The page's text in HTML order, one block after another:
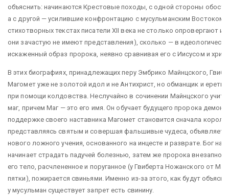
объяснить: начинаются Крестовые походы, с одной стороны
а с другой — усилившие конфронтацию с мусульманским Востоком.
стихотворных текстах писатели XII века не столько опровергают
они зачастую не имеют представления), сколько — в
искаженный образ пророка, неявно сравнивая его с Иисусом и
В этих биографиях, принадлежащих перу Эмбрико Майнцского,
Магомет уже не золотой идол и не Антихрист, но обманщик и
при помощи колдовства. Неслучайно в сочинении Майнцского
маг, причем Маг — это его имя. Он обучает будущего пророка
поддержке своего наставника Магомет становится сначала
представляясь святым и совершая фальшивые чудеса, объявляет
нового ложного учения, основанного на инцесте и разврате. Бог
начинает страдать падучей болезнью, затем же пророка внезапно
его тело, расчлененное и поруганное (у Гвиберта Ножанского от
пятки), пожирается свиньями. Именно из-за этого, как будут
у мусульман существует запрет есть свинину.